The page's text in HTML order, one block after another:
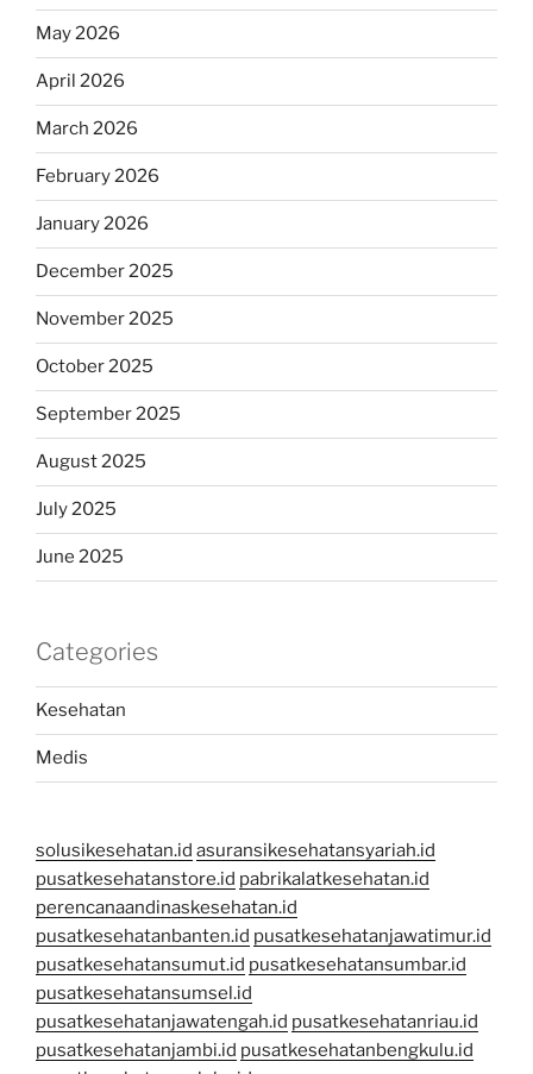
May 2026
April 2026
March 2026
February 2026
January 2026
December 2025
November 2025
October 2025
September 2025
August 2025
July 2025
June 2025
Categories
Kesehatan
Medis
solusikesehatan.id asuransikesehatansyariah.id
pusatkesehatanstore.id pabrikalatkesehatan.id
perencanaandinaskesehatan.id
pusatkesehatanbanten.id pusatkesehatanjawatimur.id
pusatkesehatansumut.id pusatkesehatansumbar.id
pusatkesehatansumsel.id
pusatkesehatanjawatengah.id pusatkesehatanriau.id
pusatkesehatanjambi.id pusatkesehatanbengkulu.id